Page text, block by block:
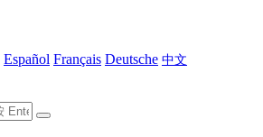
Español Français Deutsche 中文